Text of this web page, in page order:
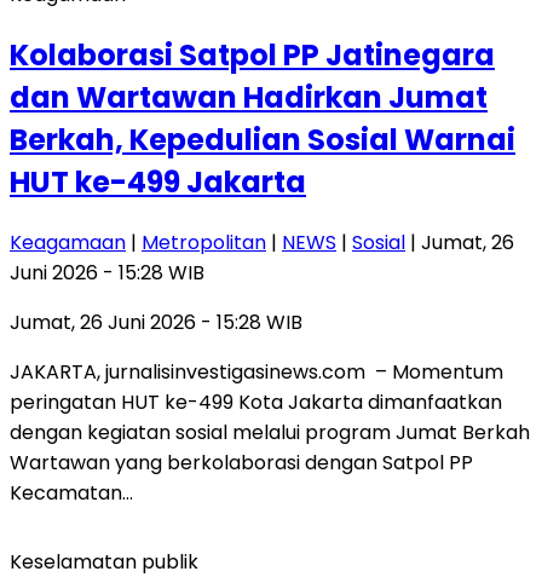
Kolaborasi Satpol PP Jatinegara
dan Wartawan Hadirkan Jumat
Berkah, Kepedulian Sosial Warnai
HUT ke-499 Jakarta
Keagamaan | Metropolitan | NEWS | Sosial | Jumat, 26
Juni 2026 - 15:28 WIB
Jumat, 26 Juni 2026 - 15:28 WIB
JAKARTA, jurnalisinvestigasinews.com – Momentum
peringatan HUT ke-499 Kota Jakarta dimanfaatkan
dengan kegiatan sosial melalui program Jumat Berkah
Wartawan yang berkolaborasi dengan Satpol PP
Kecamatan…
Keselamatan publik